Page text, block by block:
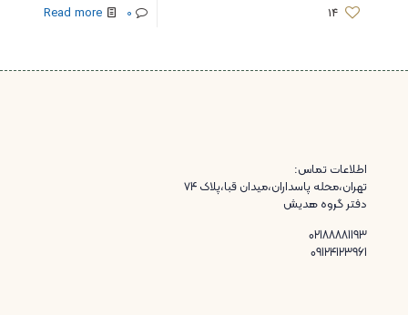
14
0
Read more
اطلاعات تماس:
تهران،محله پاسداران،میدان قبا،پلاک ۷۴
دفتر گروه هدیش
02188881193
09124123961